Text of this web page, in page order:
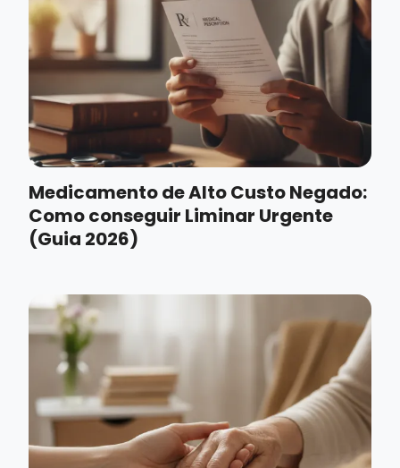
Medicamento de Alto Custo Negado:
Como conseguir Liminar Urgente
(Guia 2026)